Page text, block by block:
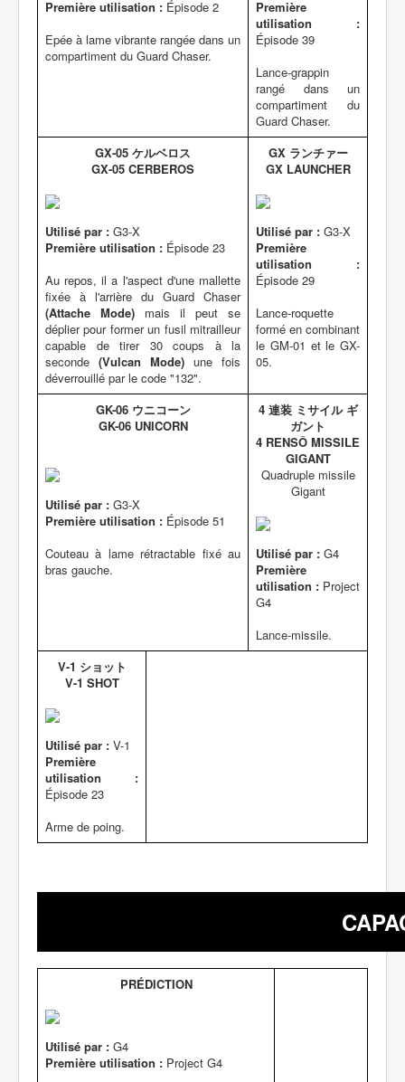
Première utilisation : Épisode 2
Epée à lame vibrante rangée dans un
compartiment du Guard Chaser.
Première
utilisation :
Épisode 39
Lance-grappin
rangé dans un
compartiment du
Guard Chaser.
GX-05 ケルベロス
GX-05 CERBEROS
Utilisé par : G3-X
Première utilisation : Épisode 23
Au repos, il a l'aspect d'une mallette
fixée à l'arrière du Guard Chaser
(Attache Mode) mais il peut se
déplier pour former un fusil mitrailleur
capable de tirer 30 coups à la
seconde (Vulcan Mode) une fois
déverrouillé par le code "132".
GX ランチァー
GX LAUNCHER
Utilisé par : G3-X
Première
utilisation :
Épisode 29
Lance-roquette
formé en combinant
le GM-01 et le GX-
05.
GK-06 ウニコーン
GK-06 UNICORN
Utilisé par : G3-X
Première utilisation : Épisode 51
Couteau à lame rétractable fixé au
bras gauche.
4 連装 ミサイル ギ
ガント
4 RENSÔ MISSILE
GIGANT
Quadruple missile
Gigant
Utilisé par : G4
Première
utilisation : Project
G4
Lance-missile.
V-1 ショット
V-1 SHOT
Utilisé par : V-1
Première
utilisation :
Épisode 23
Arme de poing.
PRÉDICTION
Utilisé par : G4
Première utilisation : Project G4